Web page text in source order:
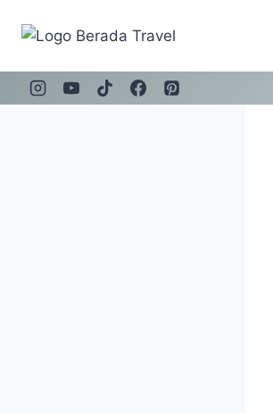
para
Conteúdo